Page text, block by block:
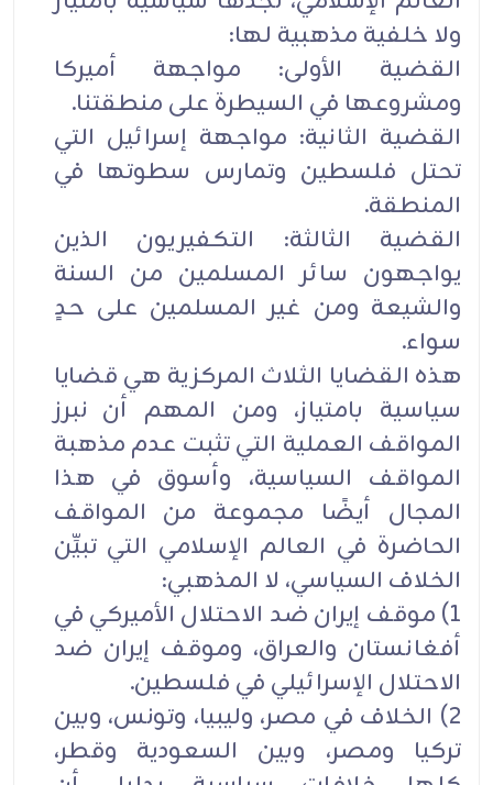
ولا خلفية مذهبية لها:
القضية الأولى: مواجهة أميركا
ومشروعها في السيطرة على منطقتنا.
القضية الثانية: مواجهة إسرائيل التي
تحتل فلسطين وتمارس سطوتها في
المنطقة.
القضية الثالثة: التكفيريون الذين
يواجهون سائر المسلمين من السنة
والشيعة ومن غير المسلمين على حدٍ
سواء.
هذه القضايا الثلاث المركزية هي قضايا
سياسية بامتياز، ومن المهم أن نبرز
المواقف العملية التي تثبت عدم مذهبة
المواقف السياسية، وأسوق في هذا
المجال أيضًا مجموعة من المواقف
الحاضرة في العالم الإسلامي التي تبيِّن
الخلاف السياسي، لا المذهبي:
1) موقف إيران ضد الاحتلال الأميركي في
أفغانستان والعراق، وموقف إيران ضد
الاحتلال الإسرائيلي في فلسطين.
2) الخلاف في مصر، وليبيا، وتونس، وبين
تركيا ومصر، وبين السعودية وقطر،